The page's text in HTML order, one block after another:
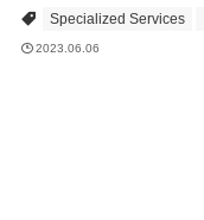
Specialized Services
2023.06.06